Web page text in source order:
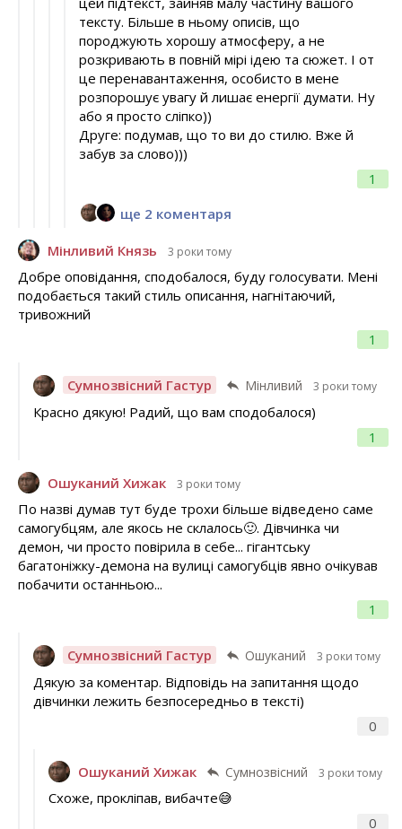
1
тексту. Більше в ньому описів, що
породжують хорошу атмосферу, а не
розкривають в повній мірі ідею та сюжет. І от
це перенавантаження, особисто в мене
розпорошує увагу й лишає енергії думати. Ну
або я просто сліпко))
Друге: подумав, що то ви до стилю. Вже й
забув за слово)))
ще 2 коментаря
Мінливий Князь 3 роки тому
1
Добре оповідання, сподобалося, буду голосувати. Мені
подобається такий стиль описання, нагнітаючий,
тривожний
Сумнозвісний Гастур Мінливий 3 роки тому
1
Красно дякую! Радий, що вам сподобалося)
Ошуканий Хижак 3 роки тому
1
По назві думав тут буде трохи більше відведено саме
самогубцям, але якось не склалось🙂. Дівчинка чи
демон, чи просто повірила в себе... гігантську
багатоніжку-демона на вулиці самогубців явно очікував
побачити останньою...
Сумнозвісний Гастур Ошуканий 3 роки тому
0
Дякую за коментар. Відповідь на запитання щодо
дівчинки лежить безпосередньо в тексті)
Ошуканий Хижак Сумнозвісний 3 роки тому
0
Схоже, прокліпав, вибачте😅